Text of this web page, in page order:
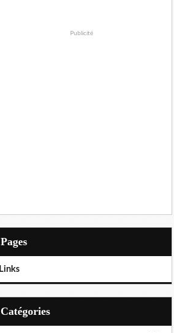
Publicité
Pages
Links
Catégories